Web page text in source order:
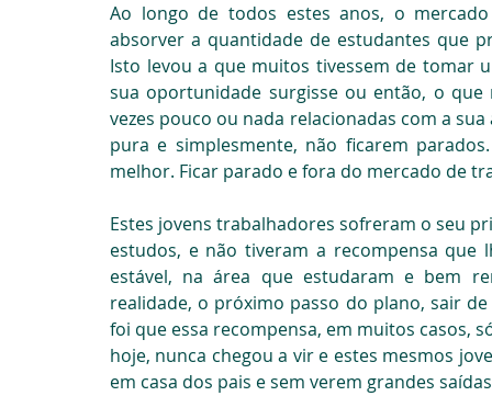
Ao longo de todos estes anos, o
absorver a quantidade de estudantes que
Isto levou a que muitos tivessem de tomar
sua oportunidade surgisse ou então, o
vezes pouco ou nada relacionadas com a
pura e simplesmente, não ficarem
melhor. Ficar parado e fora do mercado de
Estes jovens trabalhadores sofreram o seu
estudos, e não tiveram a recompensa
estável, na área que estudaram e bem
realidade, o próximo passo do plano, sair
foi que essa recompensa, em muitos casos,
hoje, nunca chegou a vir e estes mesmos
em casa dos pais e sem verem grandes